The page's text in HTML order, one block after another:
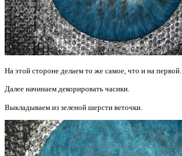
На этой стороне делаем то же самое, что и на первой.
Далее начинаем декорировать часики.
Выкладываем из зеленой шерсти веточки.